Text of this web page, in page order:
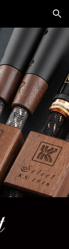
Skip to navigation